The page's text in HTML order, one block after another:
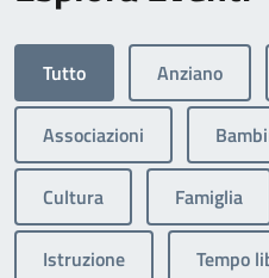
Tutto Anziano
Associazioni
Cultura Famiglia
Istruzione Tempo